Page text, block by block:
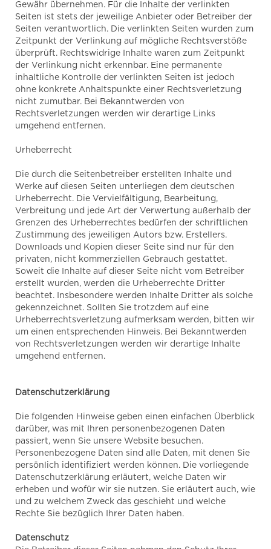
Gewähr übernehmen. Für die Inhalte der verlinkten
Seiten ist stets der jeweilige Anbieter oder Betreiber der
Seiten verantwortlich. Die verlinkten Seiten wurden zum
Zeitpunkt der Verlinkung auf mögliche Rechtsverstöße
überprüft. Rechtswidrige Inhalte waren zum Zeitpunkt
der Verlinkung nicht erkennbar. Eine permanente
inhaltliche Kontrolle der verlinkten Seiten ist jedoch
ohne konkrete Anhaltspunkte einer Rechtsverletzung
nicht zumutbar. Bei Bekanntwerden von
Rechtsverletzungen werden wir derartige Links
umgehend entfernen.
Urheberrecht
Die durch die Seitenbetreiber erstellten Inhalte und
Werke auf diesen Seiten unterliegen dem deutschen
Urheberrecht. Die Vervielfältigung, Bearbeitung,
Verbreitung und jede Art der Verwertung außerhalb der
Grenzen des Urheberrechtes bedürfen der schriftlichen
Zustimmung des jeweiligen Autors bzw. Erstellers.
Downloads und Kopien dieser Seite sind nur für den
privaten, nicht kommerziellen Gebrauch gestattet.
Soweit die Inhalte auf dieser Seite nicht vom Betreiber
erstellt wurden, werden die Urheberrechte Dritter
beachtet. Insbesondere werden Inhalte Dritter als solche
gekennzeichnet. Sollten Sie trotzdem auf eine
Urheberrechtsverletzung aufmerksam werden, bitten wir
um einen entsprechenden Hinweis. Bei Bekanntwerden
von Rechtsverletzungen werden wir derartige Inhalte
umgehend entfernen.
Datenschutzerklärung
Die folgenden Hinweise geben einen einfachen Überblick
darüber, was mit Ihren personenbezogenen Daten
passiert, wenn Sie unsere Website besuchen.
Personenbezogene Daten sind alle Daten, mit denen Sie
persönlich identifiziert werden können. Die vorliegende
Datenschutzerklärung erläutert, welche Daten wir
erheben und wofür wir sie nutzen. Sie erläutert auch, wie
und zu welchem Zweck das geschieht und welche
Rechte Sie bezüglich Ihrer Daten haben.
Datenschutz